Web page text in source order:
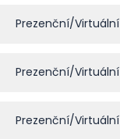
Prezenční/Virtuální
Prezenční/Virtuální
Prezenční/Virtuální